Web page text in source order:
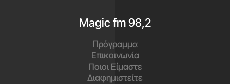
Magic fm 98,2
Πρόγραμμα
Επικοινωνία
Ποιοι Είμαστε
Διαφημιστείτε